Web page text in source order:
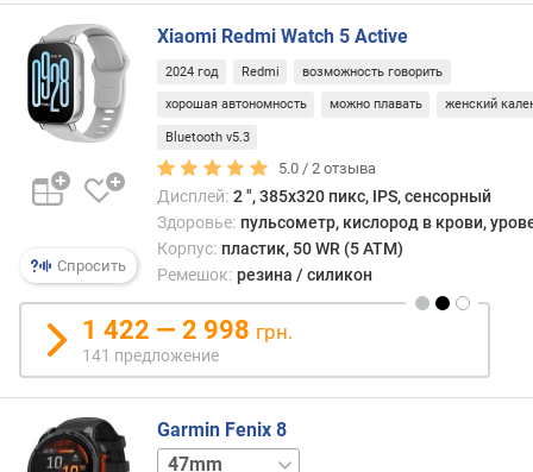
(
ш
т
)
ф
р
м
т
и
п
м
а
р
и
Спросить
Xiaomi Redmi Watch 5 Active
2024 год Redmi возможность говорить
хорошая автономность можно плавать женский
Bluetooth v5.3
5.0 /2 отзыва
Дисплей: 2 ", 385x320 пикс, IPS, сенсорный
Здоровье: пульсометр, кислород в крови,
Корпус: пластик, 50 WR (5 ATM)
Ремешок: резина / силикон
1 422 — 2 998 грн.
141 предложение
Garmin Fenix 8
43mm51mm